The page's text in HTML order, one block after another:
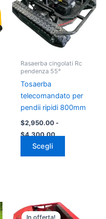
Rasaerba cingolati Rc
pendenza 55°
Tosaerba
telecomandato per
pendii ripidi 800mm
$2,950.00 -
$4,300.00
$2,950.00
a
$4,300.00
Scegli
più
varianti.
Le
opzioni
nella
pagina
In offerta!
Fascia
di
Questo